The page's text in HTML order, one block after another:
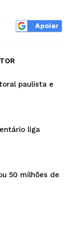
paulista e
liga
50 milhões de